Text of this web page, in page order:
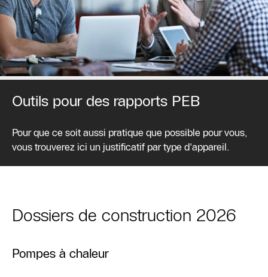
Outils pour des rapports PEB
Pour que ce soit aussi pratique que possible pour vous,
vous trouverez ici un justificatif par type d'appareil.
Dossiers de construction 2026
Pompes à chaleur